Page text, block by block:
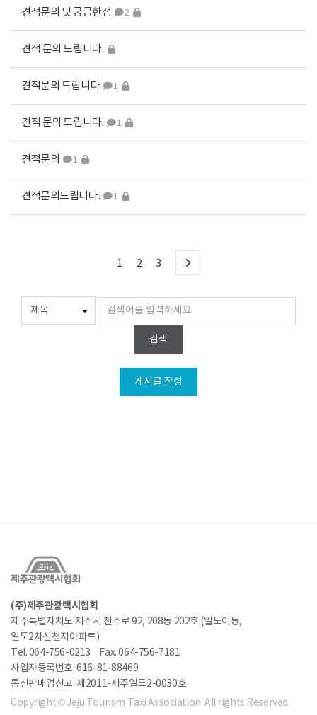
견적문의 및 궁금한점 2
견적 문의 드립니다.
견적문의 드립니다 1
견적 문의 드립니다. 1
견적문의 1
견적문의드립니다. 1
1 2 3
검색
게시글 작성
(주)제주관광택시협회
제주특별자치도 제주시 천수로 92, 208동 202호 (일도이동,
일도2차신천지아파트)
Tel. 064-756-0213
Fax. 064-756-7181
사업자등록번호. 616-81-88469
통신판매업신고. 제2011-제주일도2-0030호
Copyright © Jeju Tourism Taxi Association. All rights Reserved.